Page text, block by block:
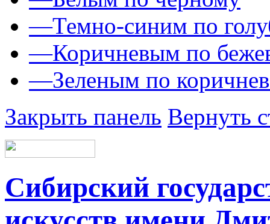
—Темно-синим по
—Коричневым по
—Зеленым по
Закрыть панель Вернуть
Сибирский